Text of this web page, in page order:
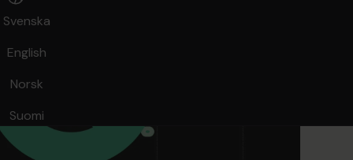
Svenska
English
Norsk
Suomi